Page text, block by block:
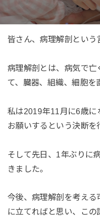
皆さん、病理解剖という
病理解剖とは、病気で亡
て、臓器、組織、細胞を
私は2019年11月に6歳に
お願いするという決断を
そして先日、1年ぶりに
きました。
今後、病理解剖を考え
に立てればと思い、こ